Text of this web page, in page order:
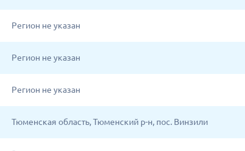
Регион не указан
Регион не указан
Регион не указан
Тюменская область, Тюменский р-н, пос. Винзили